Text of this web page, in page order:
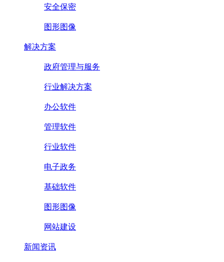
安全保密
图形图像
解决方案
政府管理与服务
行业解决方案
办公软件
管理软件
行业软件
电子政务
基础软件
图形图像
网站建设
新闻资讯